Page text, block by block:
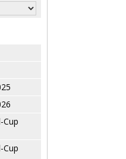
Cup
Cup